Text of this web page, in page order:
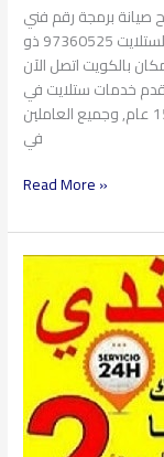
تركيب تصليح صيانة برمجة رقم فني
سلايت الرقة من فني خبير ستلايت الكويت لخدمات الستلايت 97360525 ذو
بالكويت اتصل الآن
نقدم خدمات ستلايت في
جميع محافظات ومناطق الكويت وضواحيها منذ 15 عام, وجميع العاملين
في
Read More »
فني
ستلايت
الشهداء
97360525